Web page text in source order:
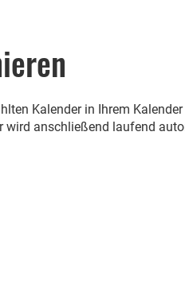
Kalender in Ihrem
wird anschließend laufend